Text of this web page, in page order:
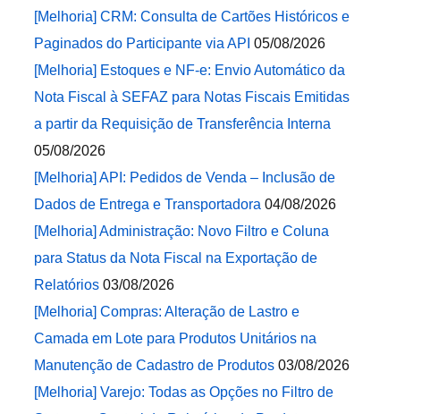
[Melhoria] CRM: Consulta de Cartões Históricos e
Paginados do Participante via API 05/08/2026
[Melhoria] Estoques e NF-e: Envio Automático da
Nota Fiscal à SEFAZ para Notas Fiscais Emitidas
a partir da Requisição de Transferência Interna
05/08/2026
[Melhoria] API: Pedidos de Venda – Inclusão de
Dados de Entrega e Transportadora 04/08/2026
[Melhoria] Administração: Novo Filtro e Coluna
para Status da Nota Fiscal na Exportação de
Relatórios 03/08/2026
[Melhoria] Compras: Alteração de Lastro e
Camada em Lote para Produtos Unitários na
Manutenção de Cadastro de Produtos 03/08/2026
[Melhoria] Varejo: Todas as Opções no Filtro de